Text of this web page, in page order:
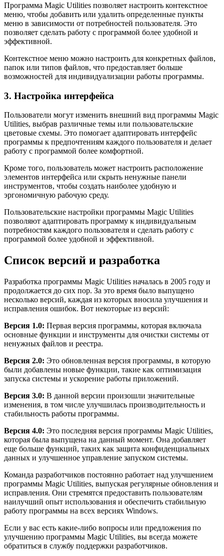
Программа Magic Utilities позволяет настроить контекстное
меню, чтобы добавить или удалить определенные пункты
меню в зависимости от потребностей пользователя. Это
позволяет сделать работу с программой более удобной и
эффективной.
Контекстное меню можно настроить для конкретных файлов,
папок или типов файлов, что предоставляет больше
возможностей для индивидуализации работы программы.
3. Настройка интерфейса
Пользователи могут изменить внешний вид программы Magic
Utilities, выбрав различные темы или пользовательские
цветовые схемы. Это помогает адаптировать интерфейс
программы к предпочтениям каждого пользователя и делает
работу с программой более комфортной.
Кроме того, пользователь может настроить расположение
элементов интерфейса или скрыть ненужные панели
инструментов, чтобы создать наиболее удобную и
эргономичную рабочую среду.
Пользовательские настройки программы Magic Utilities
позволяют адаптировать программу к индивидуальным
потребностям каждого пользователя и сделать работу с
программой более удобной и эффективной.
Список версий и разработка
Разработка программы Magic Utilities началась в 2005 году и
продолжается до сих пор. За это время было выпущено
несколько версий, каждая из которых вносила улучшения и
исправления ошибок. Вот некоторые из версий:
Версия 1.0: Первая версия программы, которая включала
основные функции и инструменты для очистки системы от
ненужных файлов и реестра.
Версия 2.0: Это обновленная версия программы, в которую
были добавлены новые функции, такие как оптимизация
запуска системы и ускорение работы приложений.
Версия 3.0: В данной версии произошли значительные
изменения, в том числе улучшилась производительность и
стабильность работы программы.
Версия 4.0: Это последняя версия программы Magic Utilities,
которая была выпущена на данный момент. Она добавляет
еще больше функций, таких как защита конфиденциальных
данных и улучшенное управление запуском системы.
Команда разработчиков постоянно работает над улучшением
программы Magic Utilities, выпуская регулярные обновления и
исправления. Они стремятся предоставить пользователям
наилучший опыт использования и обеспечить стабильную
работу программы на всех версиях Windows.
Если у вас есть какие-либо вопросы или предложения по
улучшению программы Magic Utilities, вы всегда можете
обратиться в службу поддержки разработчиков.